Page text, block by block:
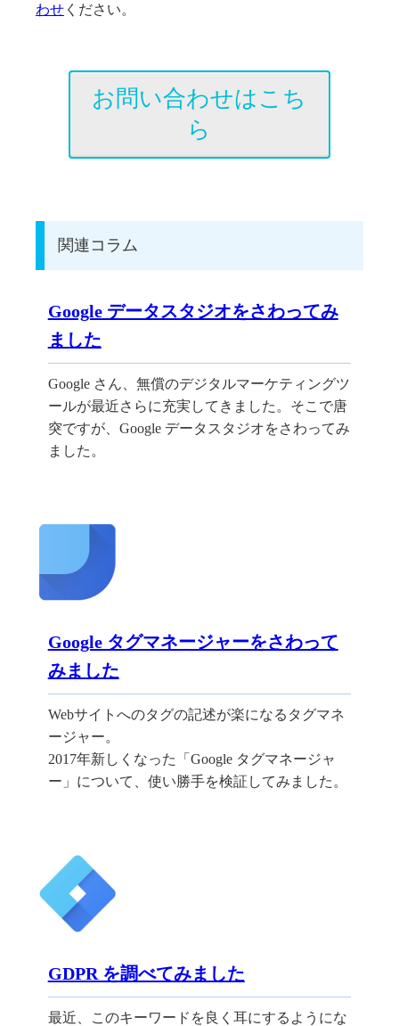
わせ ください。
お問い合わせはこち
ら
関連コラム
Google データスタジオをさわってみ
ました
Google さん、無償のデジタルマーケティングツ
ールが最近さらに充実してきました。そこで唐
突ですが、Google データスタジオをさわってみ
ました。
Google タグマネージャーをさわって
みました
Webサイトへのタグの記述が楽になるタグマネ
ージャー。
2017年新しくなった「Google タグマネージャ
ー」について、使い勝手を検証してみました。
GDPR を調べてみました
最近、このキーワードを良く耳にするようにな